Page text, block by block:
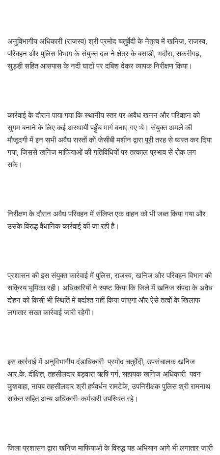
अनुविभागीय अधिकारी (राजस्व) श्री प्रमोद चतुर्वेदी के नेतृत्व में खनिज, राजस्व,
परिवहन और पुलिस विभाग के संयुक्त दल ने क्षेत्र के बसाड़ी, भदौरा, सकरीगढ़,
सुड्डी सहित आसपास के नदी घाटों पर दबिश देकर व्यापक निरीक्षण किया।
कार्रवाई के दौरान पाया गया कि स्थानीय स्तर पर अवैध खनन और परिवहन को
सुगम बनाने के लिए कई अस्थायी पहुँच मार्ग बनाए गए थे। संयुक्त अमले की
मौजूदगी में इन सभी अवैध रास्तों को जेसीबी मशीन द्वारा पूरी तरह से ध्वस्त कर दिया
गया, जिससे खनिज माफियाओं की गतिविधियों पर तत्काल प्रभाव से रोक लग
सके।
निरीक्षण के दौरान अवैध परिवहन में संलिप्त एक वाहन को भी जब्त किया गया और
उसके विरुद्ध वैधानिक कार्रवाई की जा रही है।
प्रशासन की इस संयुक्त कार्रवाई में पुलिस, राजस्व, खनिज और परिवहन विभाग की
सक्रिय भूमिका रही। अधिकारियों ने स्पष्ट किया कि जिले में खनिज संपदा के अवैध
दोहन को किसी भी स्थिति में बर्दाश्त नहीं किया जाएगा और ऐसे तत्वों के खिलाफ
लगातार सख्त कार्रवाई जारी रहेगी।
इस कार्रवाई में अनुविभागीय दंडाधिकारी प्रमोद चतुर्वेदी, उपसंचालक खनिज
आर.के. दीक्षित, तहसीलदार बड़वारा ऋषि गर्ग, सहायक खनिज अधिकारी पवन
कुशवाहा, नायब तहसीलदार श्री हर्षवर्धन रामटेके, उपनिरीक्षक पुलिस श्री रामनाथ
साकेत सहित अन्य अधिकारी-कर्मचारी उपस्थित रहे।
जिला प्रशासन द्वारा खनिज माफियाओं के विरुद्ध यह अभियान आगे भी लगातार जारी